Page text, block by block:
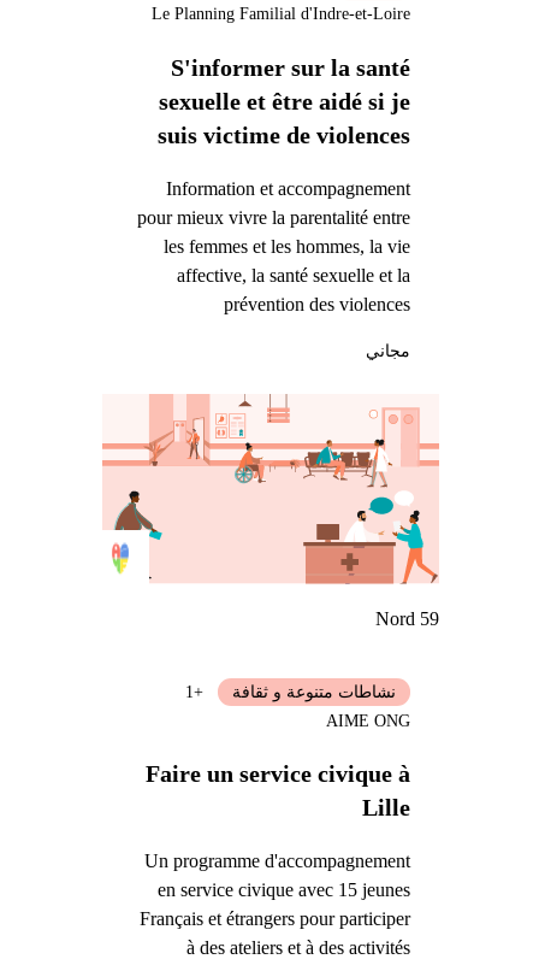
S'informer sur la santé
sexuelle et être aidé si je
suis victime de violences
Information et accompagnement
pour mieux vivre la parentalité entre
les femmes et les hommes, la vie
affective, la santé sexuelle et la
prévention des violences
Le Planning Familial d'Indre-et-Loire
مجاني
Nord 59
Faire un service civique à
Lille
Un programme d'accompagnement
en service civique avec 15 jeunes
Français et étrangers pour participer
à des ateliers et à des activités
نشاطات متنوعة و ثقافة
+1
AIME ONG